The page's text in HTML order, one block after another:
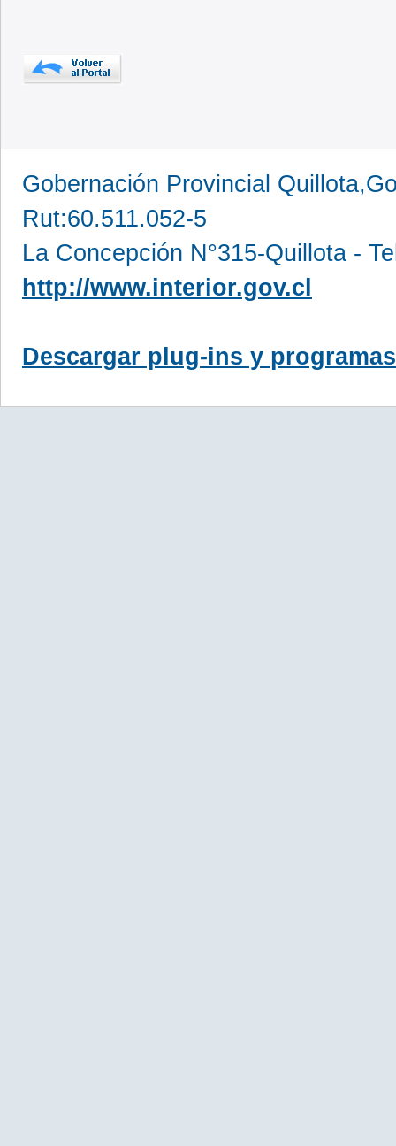
Gobernación Provincial
Rut:60.511.052-5
La Concepción N°315-Quillota -
http://www.interior.gov.cl
Descargar plug-ins y